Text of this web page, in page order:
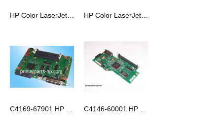
HP Color LaserJet CM1312nf 格式化板 HP Color LaserJet CP5525主板
C4169-67901 HP LaserJet 4100 格式化板 C4146-60001 HP Laserjet 1100 格式化板